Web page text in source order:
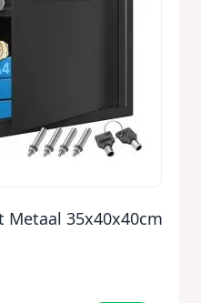
Metaal 35x40x40cm